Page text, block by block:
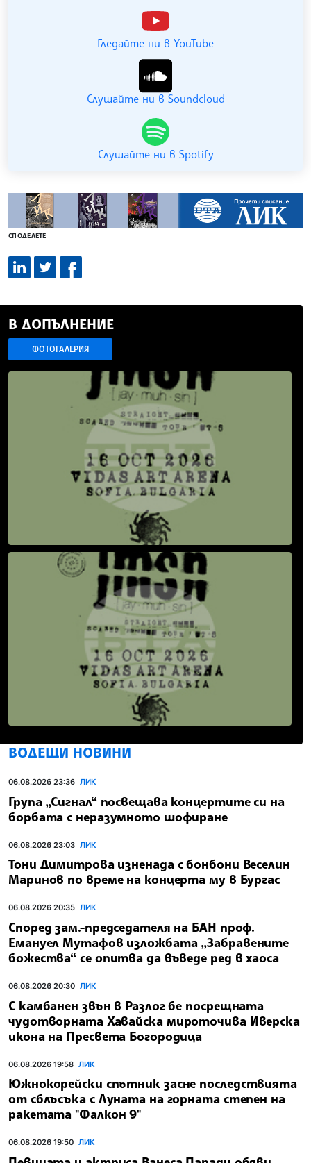
Гледайте ни в YouTube
Слушайте ни в Soundcloud
Слушайте ни в Spotify
СПОДЕЛЕТЕ
В ДОПЪЛНЕНИЕ
ФОТОГАЛЕРИЯ
ВОДЕЩИ НОВИНИ
06.08.2026 23:36 ЛИК
Група „Сигнал“ посвещава концертите си на
борбата с неразумното шофиране
06.08.2026 23:03 ЛИК
Тони Димитрова изненада с бонбони Веселин
Маринов по време на концерта му в Бургас
06.08.2026 20:35 ЛИК
Според зам.-председателя на БАН проф.
Емануел Мутафов изложбата „Забравените
божества“ се опитва да въведе ред в хаоса
06.08.2026 20:30 ЛИК
С камбанен звън в Разлог бе посрещната
чудотворната Хавайска мироточива Иверска
икона на Пресвета Богородица
06.08.2026 19:58 ЛИК
Южнокорейски спътник засне последствията
от сблъсъка с Луната на горната степен на
ракетата "Фалкон 9"
06.08.2026 19:50 ЛИК